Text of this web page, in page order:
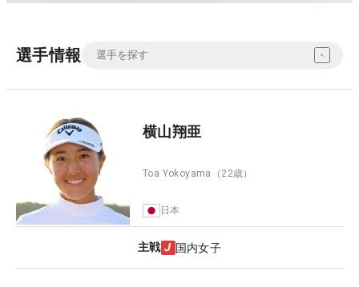
選手情報
横山翔亜
Toa Yokoyama （22歳）
日本
主戦 国内女子